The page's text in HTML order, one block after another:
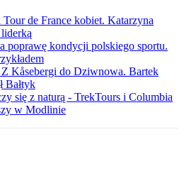
de France kobiet. Katarzyna
poprawę kondycji polskiego sportu.
Kåsebergi do Dziwnowa. Bartek
Bałtyk
się z naturą - TrekTours i Columbia
w Modlinie